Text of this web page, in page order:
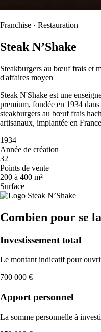
Franchise · Restauration
Steak N’Shake
Steakburgers au bœuf frais et
d'affaires moyen
Steak N'Shake est une
premium, fondée en 1934
steakburgers au bœuf frais
artisanaux, implantée en
1934
Année de création
32
Points de vente
200 à 400 m²
Surface
Combien pour se
Investissement total
Le montant indicatif pour
700 000 €
Apport personnel
La somme personnelle à